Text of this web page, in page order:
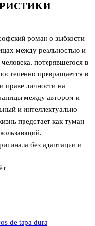
роман о зыбкости
между реальностью и
потерявшегося в
превращается в
праве личности на
между автором и
и интеллектуально
предстает как туман
без адаптации и
de tapa dura